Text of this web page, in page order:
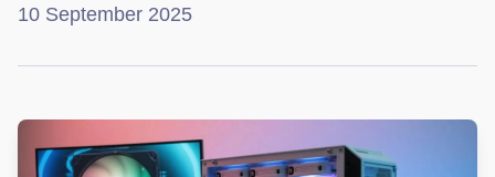
10 September 2025